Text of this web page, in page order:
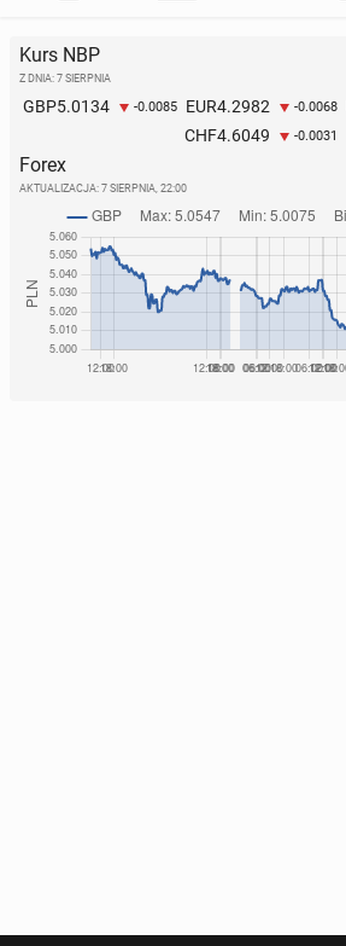
Kurs NBP
Z DNIA: 7 SIERPNIA
GBP5.0134 -0.0085 EUR4.2982 -0.0068
CHF4.6049 -0.0031
Forex
AKTUALIZACJA: 7 SIERPNIA, 22:00